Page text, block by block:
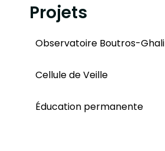
Projets
Observatoire Boutros-Ghali
Cellule de Veille
Éducation permanente